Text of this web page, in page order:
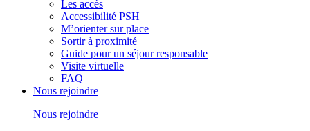
Les accès
Accessibilité PSH
M’orienter sur place
Sortir à proximité
Guide pour un séjour responsable
Visite virtuelle
FAQ
Nous rejoindre
Nous rejoindre